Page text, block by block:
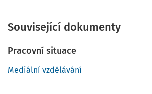
Související dokumenty
Pracovní situace
Mediální vzdělávání